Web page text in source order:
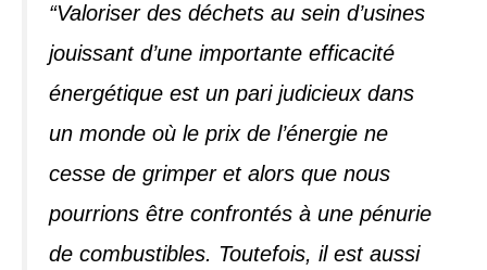
“Valoriser des déchets au sein d’usines
jouissant d’une importante efficacité
énergétique est un pari judicieux dans
un monde où le prix de l’énergie ne
cesse de grimper et alors que nous
pourrions être confrontés à une pénurie
de combustibles. Toutefois, il est aussi